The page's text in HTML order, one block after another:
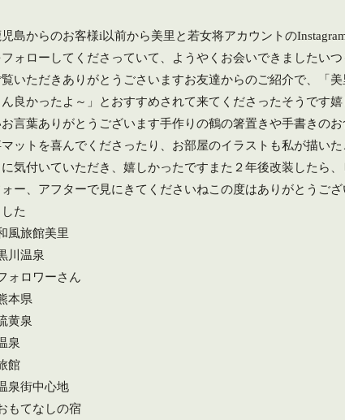
島からのお客様i️以前から美里と若女将アカウントの
ォローしてくださっていて、ようやくお会いできました️いつ
いただきありがとうごさいますお友達からのご紹介で、「美
良かったよ～」とおすすめされて来てくださったそうです嬉
言葉ありがとうございます手作りの鶴の箸置きや手書きのお
ットを喜んでくださったり、お部屋のイラストも私が描いた
気付いていただき、嬉しかったですまた２年後改装したら、
ー、アフターで見にきてくださいね️この度はありがとうござ
た
風旅館美里
川温泉
ォロワーさん
本県
黄泉
泉
館
泉街中心地
もてなしの宿